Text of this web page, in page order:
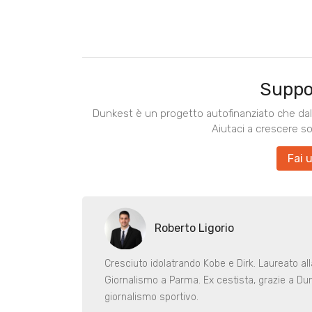
Dunkest è un progetto autofinanziato che
Aiutaci a crescere
Fai
Roberto Ligorio
Cresciuto idolatrando Kobe e Dirk. Laureato
Giornalismo a Parma. Ex cestista, grazie a
giornalismo sportivo.